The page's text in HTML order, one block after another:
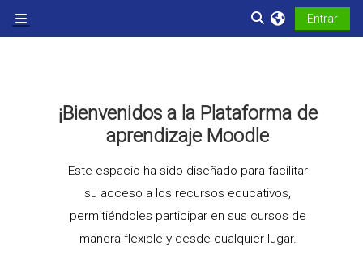
Panel lateral
Selector de
Entrar
¡Bienvenidos a la Plataforma de
aprendizaje Moodle
Este espacio ha sido diseñado para facilitar
su acceso a los recursos educativos,
permitiéndoles participar en sus cursos de
manera flexible y desde cualquier lugar.